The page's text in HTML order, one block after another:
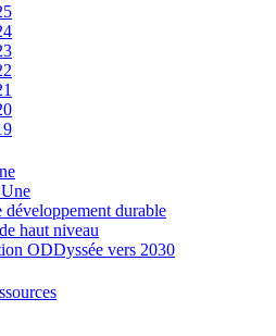
durable
haut niveau
ODDyssée vers 2030